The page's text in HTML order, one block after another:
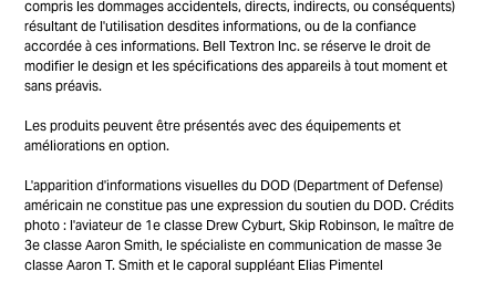
compris les dommages accidentels, directs, indirects, ou conséquents)
résultant de l'utilisation desdites informations, ou de la confiance
accordée à ces informations. Bell Textron Inc. se réserve le droit de
modifier le design et les spécifications des appareils à tout moment et
sans préavis.
Les produits peuvent être présentés avec des équipements et
améliorations en option.
L'apparition d'informations visuelles du DOD (Department of Defense)
américain ne constitue pas une expression du soutien du DOD. Crédits
photo : l'aviateur de 1e classe Drew Cyburt, Skip Robinson, le maître de
3e classe Aaron Smith, le spécialiste en communication de masse 3e
classe Aaron T. Smith et le caporal suppléant Elias Pimentel